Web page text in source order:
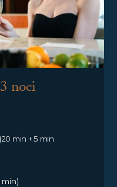
noci
min + 5 min
min)